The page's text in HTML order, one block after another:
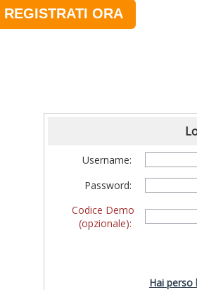
REGISTRATI ORA
Username:
Password:
Codice Demo
(opzionale):
Hai perso